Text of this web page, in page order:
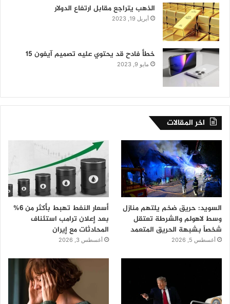
الذهب يتراجع مقابل ارتفاع الدولار
أبريل 19, 2023
خطأ فادح قد يحتوي عليه تصميم آيفون 15
مايو 9, 2023
اخر المقالات
السويد: حريق ضخم يلتهم منازل
وسط لاهولم والشرطة تعتقل
شخصاً بشبهة الحريق المتعمد
أغسطس 5, 2026
أسعار النفط تهبط بأكثر من 6%
بعد إعلان ترامب استئناف
المحادثات مع إيران
أغسطس 3, 2026